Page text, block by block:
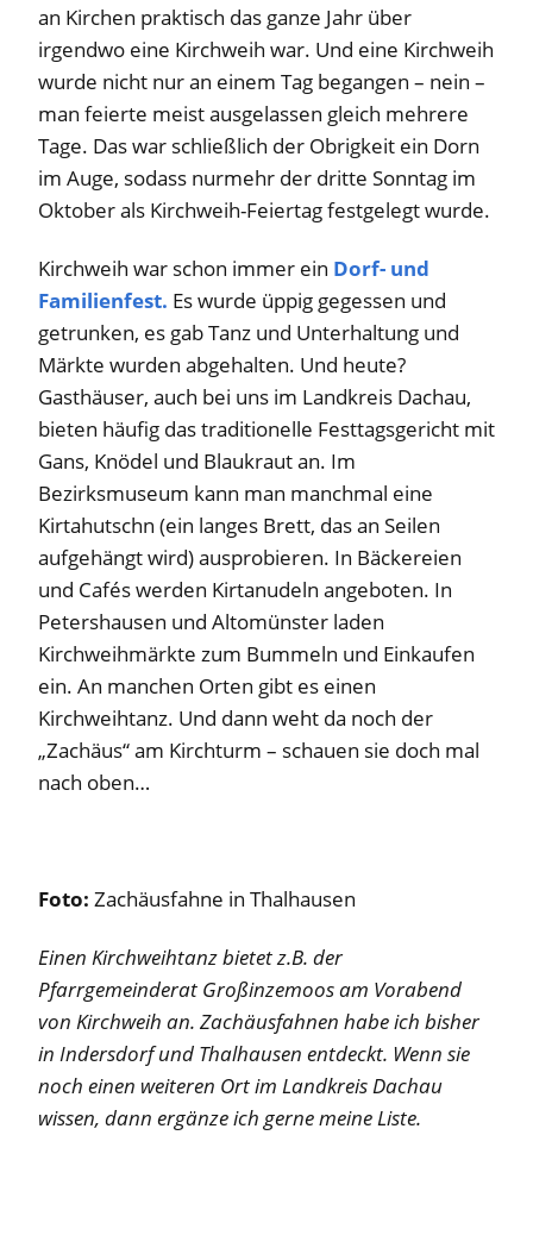
an Kirchen praktisch das ganze Jahr über
irgendwo eine Kirchweih war. Und eine Kirchweih
wurde nicht nur an einem Tag begangen – nein –
man feierte meist ausgelassen gleich mehrere
Tage. Das war schließlich der Obrigkeit ein Dorn
im Auge, sodass nurmehr der dritte Sonntag im
Oktober als Kirchweih-Feiertag festgelegt wurde.
Kirchweih war schon immer ein Dorf- und
Familienfest. Es wurde üppig gegessen und
getrunken, es gab Tanz und Unterhaltung und
Märkte wurden abgehalten. Und heute?
Gasthäuser, auch bei uns im Landkreis Dachau,
bieten häufig das traditionelle Festtagsgericht mit
Gans, Knödel und Blaukraut an. Im
Bezirksmuseum kann man manchmal eine
Kirtahutschn (ein langes Brett, das an Seilen
aufgehängt wird) ausprobieren. In Bäckereien
und Cafés werden Kirtanudeln angeboten. In
Petershausen und Altomünster laden
Kirchweihmärkte zum Bummeln und Einkaufen
ein. An manchen Orten gibt es einen
Kirchweihtanz. Und dann weht da noch der
„Zachäus“ am Kirchturm – schauen sie doch mal
nach oben…
Foto: Zachäusfahne in Thalhausen
Einen Kirchweihtanz bietet z.B. der
Pfarrgemeinderat Großinzemoos am Vorabend
von Kirchweih an. Zachäusfahnen habe ich bisher
in Indersdorf und Thalhausen entdeckt. Wenn sie
noch einen weiteren Ort im Landkreis Dachau
wissen, dann ergänze ich gerne meine Liste.